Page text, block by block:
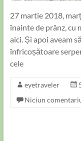
27 martie 2018,
înainte de prânz,
aici. Și apoi aveam
înfricoșătoare
cele
eyetraveler
Niciun